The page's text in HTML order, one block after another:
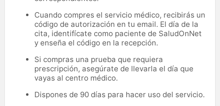
Cuando compres el servicio médico, recibirás un
código de autorización en tu email. El día de la
cita, identifícate como paciente de SaludOnNet
y enseña el código en la recepción.
Si compras una prueba que requiera
prescripción, asegúrate de llevarla el día que
vayas al centro médico.
Dispones de 90 días para hacer uso del servicio.